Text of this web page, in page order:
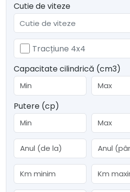
Cutie de viteze
Cutie de viteze
Tracțiune 4x4
Capacitate cilindrică (cm3)
Putere (cp)